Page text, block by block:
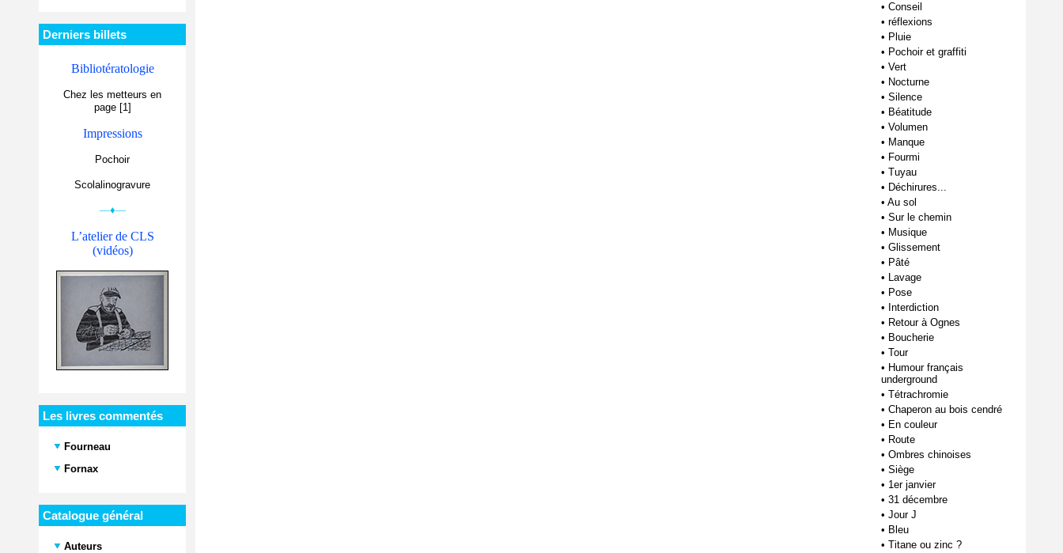
Derniers billets
Bibliotératologie
Chez les metteurs en
page [1]
Impressions
Pochoir
Scolalinogravure
—♦—
L’atelier de CLS
(vidéos)
Les livres commentés
Fourneau
Fornax
Catalogue général
Auteurs
• Conseil
• réflexions
• Pluie
• Pochoir et graffiti
• Vert
• Nocturne
• Silence
• Béatitude
• Volumen
• Manque
• Fourmi
• Tuyau
• Déchirures...
• Au sol
• Sur le chemin
• Musique
• Glissement
• Pâté
• Lavage
• Pose
• Interdiction
• Retour à Ognes
• Boucherie
• Tour
• Humour français
underground
• Tétrachromie
• Chaperon au bois cendré
• En couleur
• Route
• Ombres chinoises
• Siège
• 1er janvier
• 31 décembre
• Jour J
• Bleu
• Titane ou zinc ?